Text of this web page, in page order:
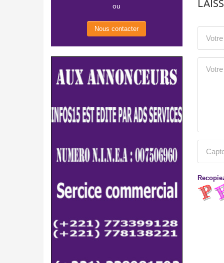
ou
Nous contacter